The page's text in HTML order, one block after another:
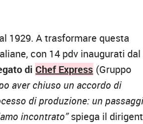
1929. A trasformare questa
con 14 pdv inaugurati dal
di Chef Express (Gruppo
aver chiuso un accordo di
di produzione: un
incontrato”spiega il